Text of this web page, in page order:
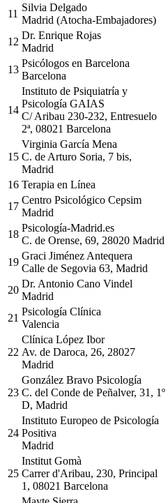
11
Silvia Delgado
Madrid (Atocha-Embajadores)
12
Dr. Enrique Rojas
Madrid
13
Psicólogos en Barcelona
Barcelona
14
Instituto de Psiquiatría y
Psicología GAIAS
C/ Aribau 230-232, Entresuelo
2ª, 08021 Barcelona
15
Virginia García Mena
C. de Arturo Soria, 7 bis,
Madrid
16 Terapia en Línea
17
Centro Psicológico Cepsim
Madrid
18
Psicología-Madrid.es
C. de Orense, 69, 28020 Madrid
19
Graci Jiménez Antequera
Calle de Segovia 63, Madrid
20
Dr. Antonio Cano Vindel
Madrid
21
Psicología Clínica
Valencia
22
Clínica López Ibor
Av. de Daroca, 26, 28027
Madrid
23
González Bravo Psicología
C. del Conde de Peñalver, 31, 1º
D, Madrid
24
Instituto Europeo de Psicología
Positiva
Madrid
25
Institut Gomà
Carrer d'Aribau, 230, Principal
1, 08021 Barcelona